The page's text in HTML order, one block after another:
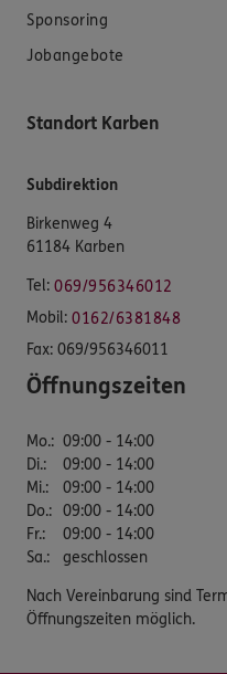
Sponsoring
Jobangebote
Standort Karben
Subdirektion
Birkenweg 4
61184 Karben
Tel: 069/956346012
Mobil: 0162/6381848
Fax: 069/956346011
Öffnungszeiten
Mo.: 09:00 - 14:00
Di.:
09:00 - 14:00
Mi.:
09:00 - 14:00
Do.: 09:00 - 14:00
Fr.:
09:00 - 14:00
Sa.: geschlossen
Nach Vereinbarung sind
Öffnungszeiten möglich.